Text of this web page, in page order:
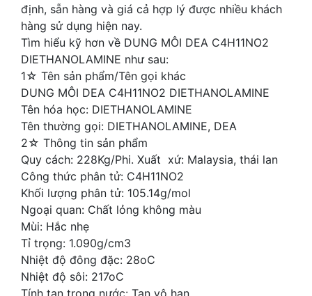
định, sẵn hàng và giá cả hợp lý được nhiều khách
hàng sử dụng hiện nay.
Tìm hiểu kỹ hơn về DUNG MÔI DEA C4H11NO2
DIETHANOLAMINE như sau:
1☆ Tên sản phẩm/Tên gọi khác
DUNG MÔI DEA C4H11NO2 DIETHANOLAMINE
Tên hóa học: DIETHANOLAMINE
Tên thường gọi: DIETHANOLAMINE, DEA
2☆ Thông tin sản phẩm
Quy cách: 228Kg/Phi. Xuất xứ: Malaysia, thái lan
Công thức phân tử: C4H11NO2
Khối lượng phân tử: 105.14g/mol
Ngoại quan: Chất lỏng không màu
Mùi: Hắc nhẹ
Tỉ trọng: 1.090g/cm3
Nhiệt độ đông đặc: 28oC
Nhiệt độ sôi: 217oC
Tính tan trong nước: Tan vô hạn